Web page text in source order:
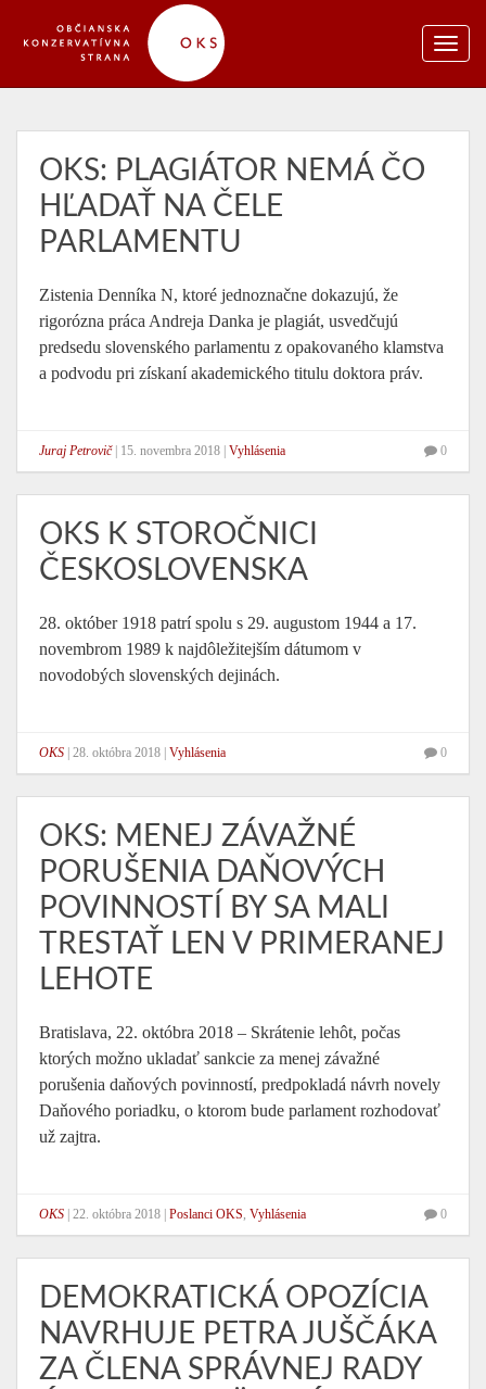
OKS: PLAGIÁTOR NEMÁ ČO
HĽADAŤ NA ČELE
PARLAMENTU
Zistenia Denníka N, ktoré jednoznačne dokazujú, že
rigorózna práca Andreja Danka je plagiát, usvedčujú
predsedu slovenského parlamentu z opakovaného klamstva
a podvodu pri získaní akademického titulu doktora práv.
Juraj Petrovič| 15. novembra 2018 Vyhlásenia 0
OKS K STOROČNICI
ČESKOSLOVENSKA
28. október 1918 patrí spolu s 29. augustom 1944 a 17.
novembrom 1989 k najdôležitejším dátumom v
novodobých slovenských dejinách.
OKS 28. októbra 2018 Vyhlásenia 0
OKS: MENEJ ZÁVAŽNÉ
PORUŠENIA DAŇOVÝCH
POVINNOSTÍ BY SA MALI
TRESTAŤ LEN V PRIMERANEJ
LEHOTE
Bratislava, 22. októbra 2018 – Skrátenie lehôt, počas
ktorých možno ukladať sankcie za menej závažné
porušenia daňových povinností, predpokladá návrh novely
Daňového poriadku, o ktorom bude parlament rozhodovať
už zajtra.
OKS 22. októbra 2018 Poslanci OKS, Vyhlásenia 0
DEMOKRATICKÁ OPOZÍCIA
NAVRHUJE PETRA JUŠČÁKA
ZA ČLENA SPRÁVNEJ RADY